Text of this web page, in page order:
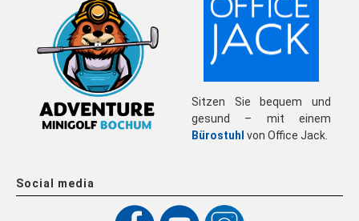
Sitzen Sie bequem und
gesund – mit einem
Bürostuhl von Office Jack.
Social media